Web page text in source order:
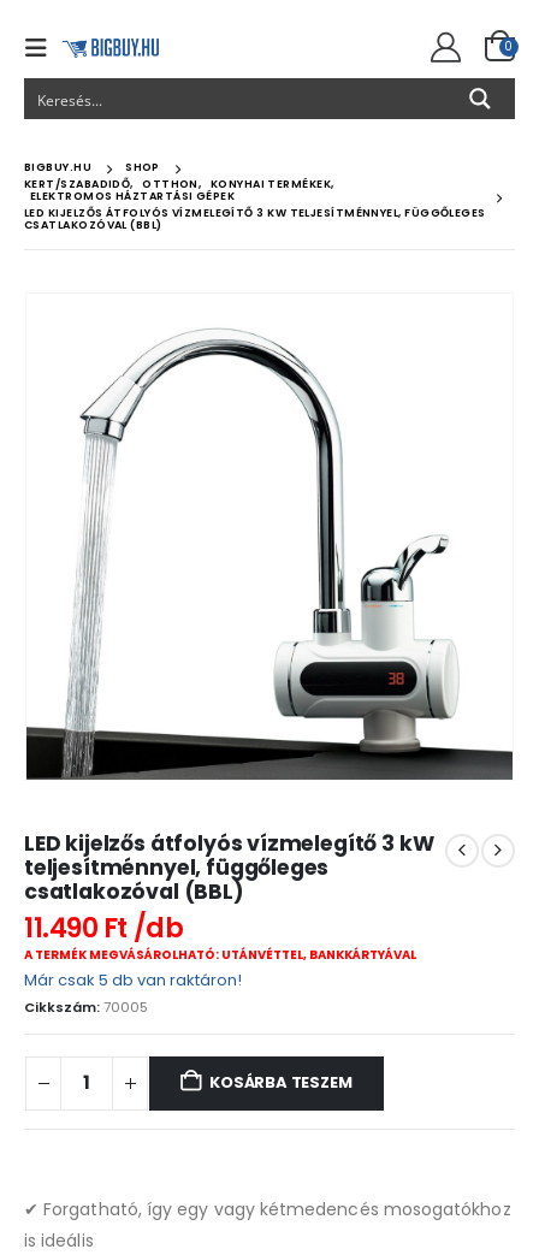
0
BIGBUY.HU
SHOP
KERT/SZABADIDŐ, OTTHON, KONYHAI TERMÉKEK,
ELEKTROMOS HÁZTARTÁSI GÉPEK
LED KIJELZŐS ÁTFOLYÓS VÍZMELEGÍTŐ 3 KW TELJESÍTMÉNNYEL, FÜGGŐLEGES
CSATLAKOZÓVAL (BBL)
LED kijelzős átfolyós vízmelegítő 3 kW
teljesítménnyel, függőleges
csatlakozóval (BBL)
11.490 Ft
A TERMÉK MEGVÁSÁROLHATÓ: UTÁNVÉTTEL, BANKKÁRTYÁVAL
Már csak 5 db van raktáron!
Cikkszám:70005
KOSÁRBA TESZEM
✔ Forgatható, így egy vagy kétmedencés mosogatókhoz
is ideális